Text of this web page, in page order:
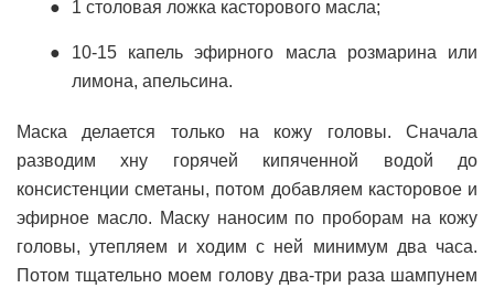
1 столовая ложка касторового масла;
10-15 капель эфирного масла розмарина или
лимона, апельсина.
Маска делается только на кожу головы. Сначала
разводим хну горячей кипяченной водой до
консистенции сметаны, потом добавляем касторовое и
эфирное масло. Маску наносим по проборам на кожу
головы, утепляем и ходим с ней минимум два часа.
Потом тщательно моем голову два-три раза шампунем